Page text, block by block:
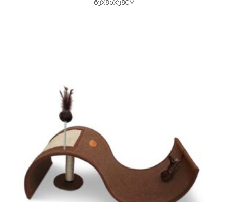
63X80X38CM
Ver Opções